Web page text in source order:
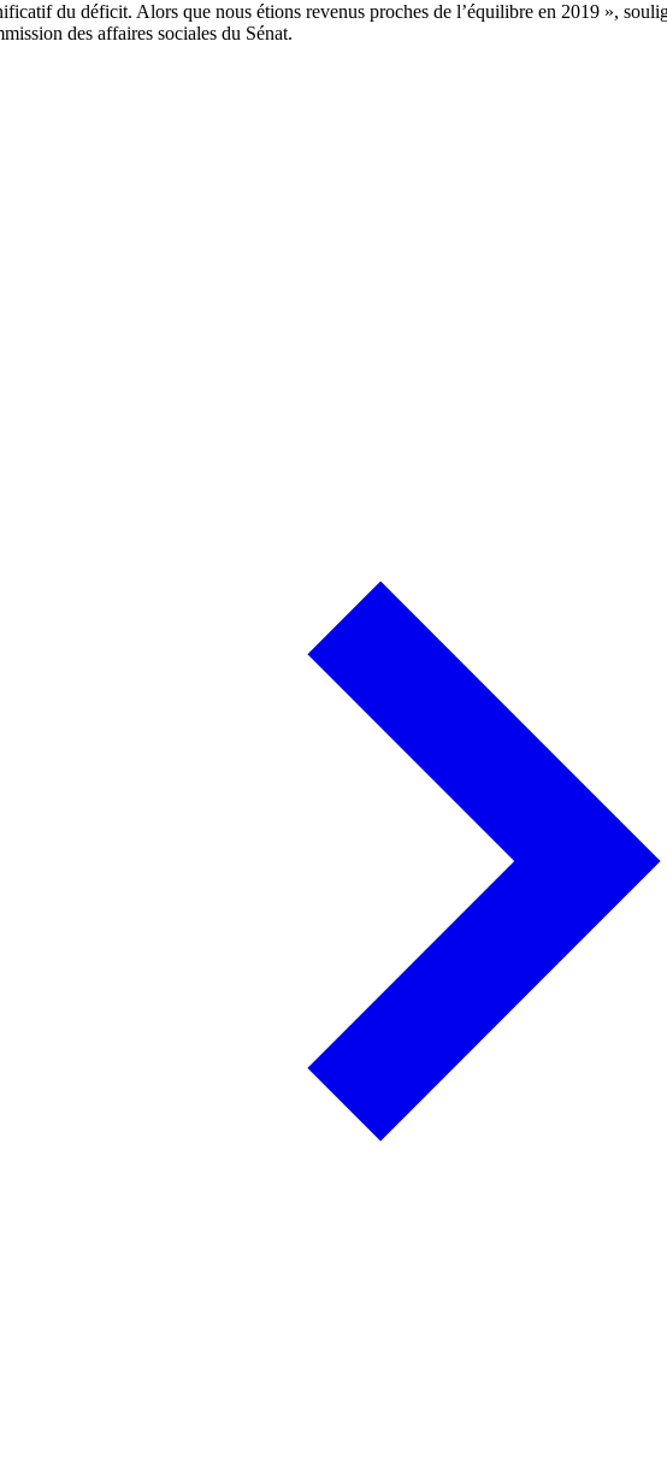
du déficit. Alors que nous étions revenus proches de l’équilibre en 2019 »,
des affaires sociales du Sénat.